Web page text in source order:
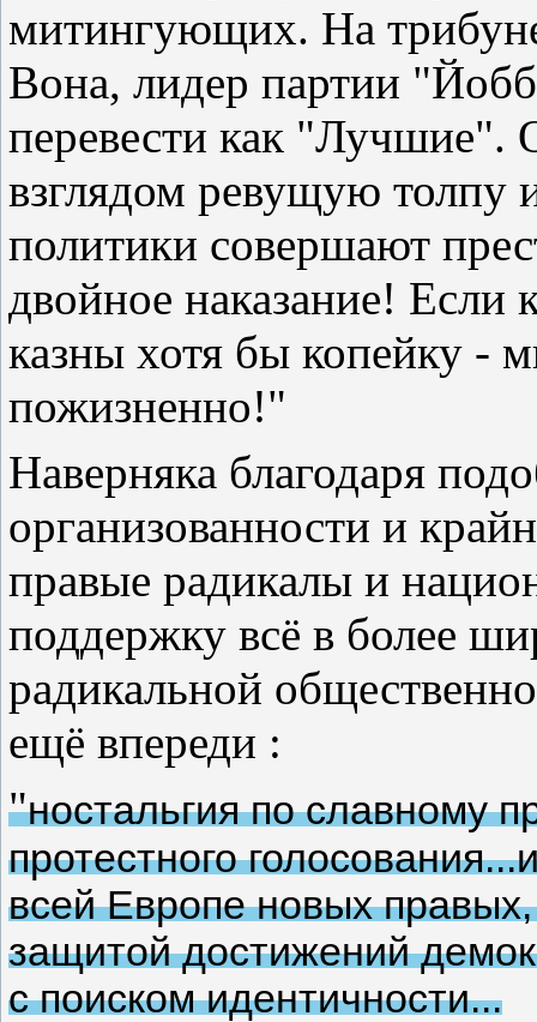
митингующих. На
Вона, лидер партии
перевести как "Лучшие".
взглядом ревущую толпу
политики совершают
двойное наказание! Если
казны хотя бы копейку -
пожизненно!"
Наверняка благодаря
организованности и
правые радикалы и
поддержку всё в более
радикальной
ещё впереди :
"ностальгия по славному
протестного
всей Европе новых
защитой достижений
с поиском идентичности...